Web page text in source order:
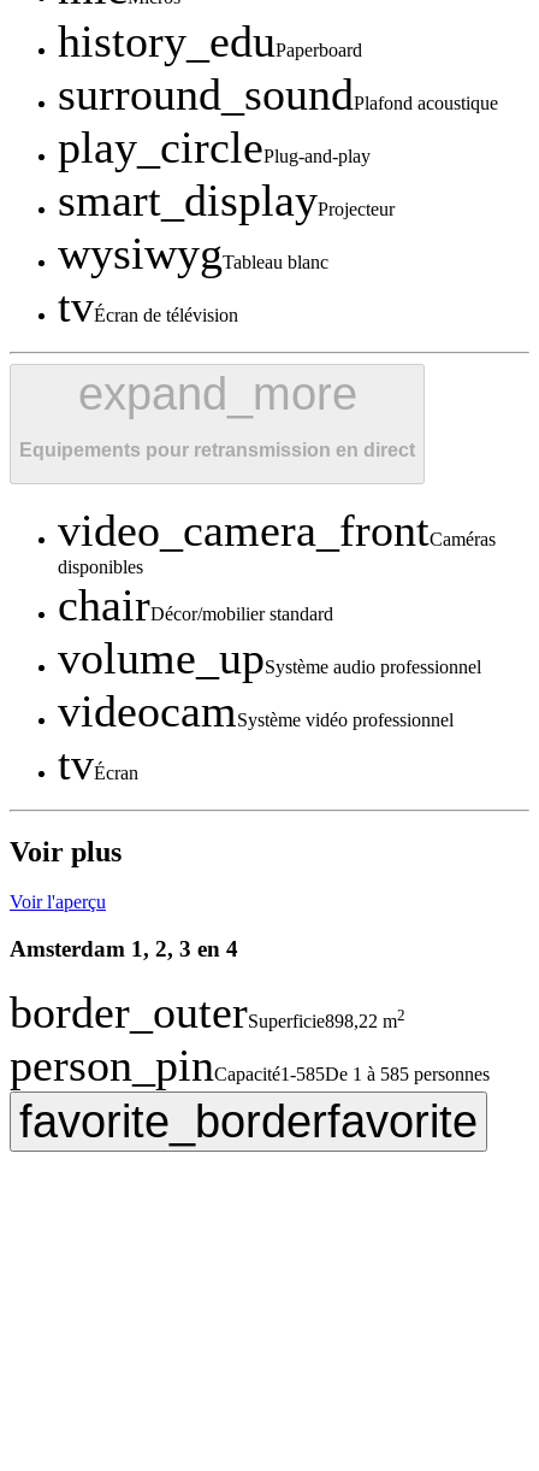
history_eduPaperboard
surround_soundPlafond acoustique
play_circlePlug-and-play
smart_displayProjecteur
wysiwygTableau blanc
tvÉcran de télévision
expand_more
Equipements pour retransmission en direct
video_camera_frontCaméras
disponibles
chairDécor/mobilier standard
volume_upSystème audio professionnel
videocamSystème vidéo professionnel
tvÉcran
Voir plus
Voir l'aperçu
Amsterdam 1, 2, 3 en 4
border_outerSuperficie898,22 m2
person_pinCapacité1-585De 1 à 585 personnes
favorite_borderfavorite